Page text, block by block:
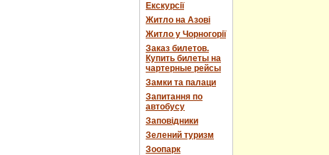
Екскурсії
Житло на Азові
Житло у Чорногорії
Заказ билетов.
Купить билеты на
чартерные рейсы
Замки та палаци
Запитання по
автобусу
Заповідники
Зелений туризм
Зоопарк